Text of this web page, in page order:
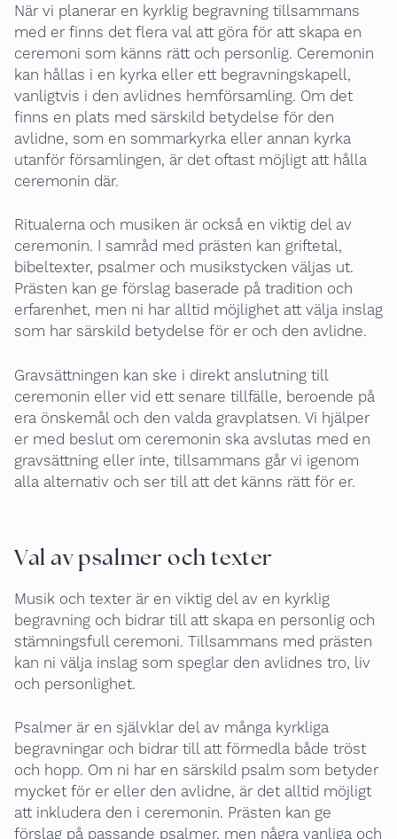
När vi planerar en kyrklig begravning tillsammans
med er finns det flera val att göra för att skapa en
ceremoni som känns rätt och personlig. Ceremonin
kan hållas i en kyrka eller ett begravningskapell,
vanligtvis i den avlidnes hemförsamling. Om det
finns en plats med särskild betydelse för den
avlidne, som en sommarkyrka eller annan kyrka
utanför församlingen, är det oftast möjligt att hålla
ceremonin där.
Ritualerna och musiken är också en viktig del av
ceremonin. I samråd med prästen kan griftetal,
bibeltexter, psalmer och musikstycken väljas ut.
Prästen kan ge förslag baserade på tradition och
erfarenhet, men ni har alltid möjlighet att välja inslag
som har särskild betydelse för er och den avlidne.
Gravsättningen kan ske i direkt anslutning till
ceremonin eller vid ett senare tillfälle, beroende på
era önskemål och den valda gravplatsen. Vi hjälper
er med beslut om ceremonin ska avslutas med en
gravsättning eller inte, tillsammans går vi igenom
alla alternativ och ser till att det känns rätt för er.
Val av psalmer och texter
Musik och texter är en viktig del av en kyrklig
begravning och bidrar till att skapa en personlig och
stämningsfull ceremoni. Tillsammans med prästen
kan ni välja inslag som speglar den avlidnes tro, liv
och personlighet.
Psalmer är en självklar del av många kyrkliga
begravningar och bidrar till att förmedla både tröst
och hopp. Om ni har en särskild psalm som betyder
mycket för er eller den avlidne, är det alltid möjligt
att inkludera den i ceremonin. Prästen kan ge
förslag på passande psalmer, men några vanliga och